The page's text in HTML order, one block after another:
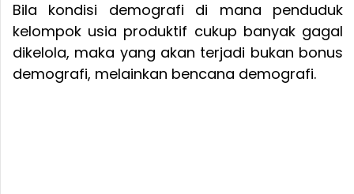
Bila kondisi demografi di mana penduduk
kelompok usia produktif cukup banyak gagal
dikelola, maka yang akan terjadi bukan bonus
demografi, melainkan bencana demografi.